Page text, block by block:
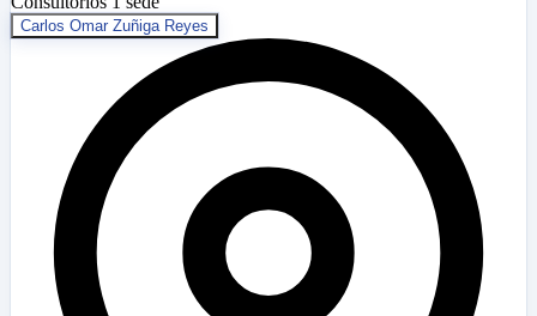
Carlos Omar Zuñiga Reyes